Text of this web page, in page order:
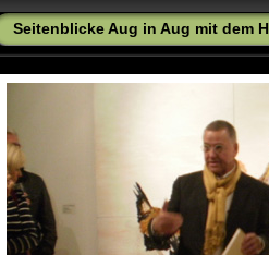
Seitenblicke Aug in Aug mit dem